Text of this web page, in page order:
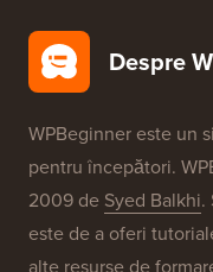
Configurare gratuită
Brandurile
Despre